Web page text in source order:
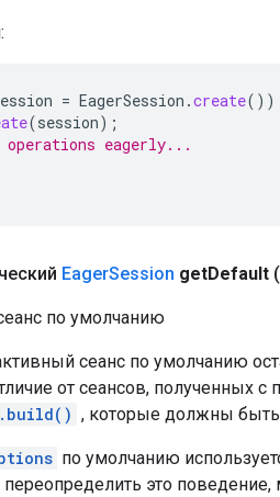
= EagerSession .create())
(session);
eagerly...
EagerSession getDefault
по умолчанию
сеанс по умолчанию
от сеансов, полученных
, которые должны быть
по умолчанию
это